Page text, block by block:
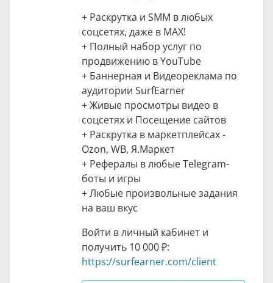
+ Раскрутка и SMM в любых
соцсетях, даже в MAX!
+ Полный набор услуг по
продвижению в YouTube
+ Баннерная и Видеореклама по
аудитории SurfEarner
+ Живые просмотры видео в
соцсетях и Посещение сайтов
+ Раскрутка в маркетплейсах -
Ozon, WB, Я.Маркет
+ Рефералы в любые Telegram-
боты и игры
+ Любые произвольные задания
на ваш вкус
Войти в личный кабинет и
получить 10 000 ₽:
https://surfearner.com/client